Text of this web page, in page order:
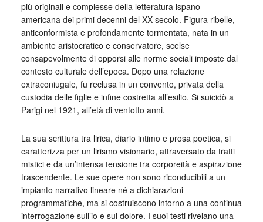
più originali e complesse della letteratura ispano-
americana dei primi decenni del XX secolo. Figura ribelle,
anticonformista e profondamente tormentata, nata in un
ambiente aristocratico e conservatore, scelse
consapevolmente di opporsi alle norme sociali imposte dal
contesto culturale dell’epoca. Dopo una relazione
extraconiugale, fu reclusa in un convento, privata della
custodia delle figlie e infine costretta all’esilio. Si suicidò a
Parigi nel 1921, all’età di ventotto anni.
La sua scrittura tra lirica, diario intimo e prosa poetica, si
caratterizza per un lirismo visionario, attraversato da tratti
mistici e da un’intensa tensione tra corporeità e aspirazione
trascendente. Le sue opere non sono riconducibili a un
impianto narrativo lineare né a dichiarazioni
programmatiche, ma si costruiscono intorno a una continua
interrogazione sull’io e sul dolore. I suoi testi rivelano una